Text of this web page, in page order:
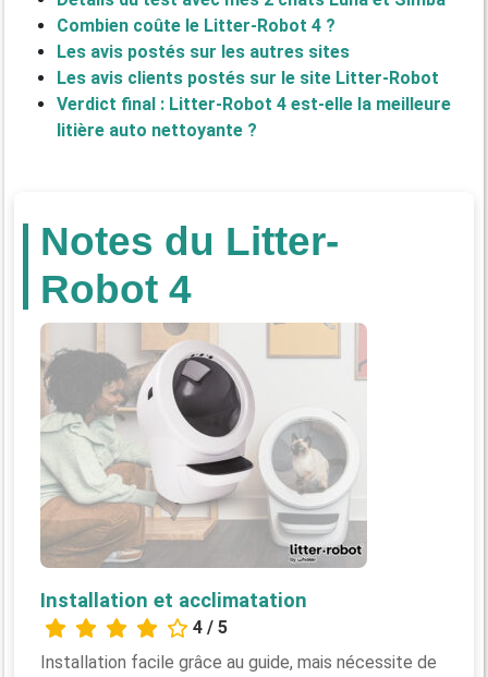
Combien coûte le Litter-Robot 4 ?
Les avis postés sur les autres sites
Les avis clients postés sur le site Litter-Robot
Verdict final : Litter-Robot 4 est-elle la meilleure
litière auto nettoyante ?
Notes du Litter-
Robot 4
Installation et acclimatation
4 / 5
Installation facile grâce au guide, mais nécessite de